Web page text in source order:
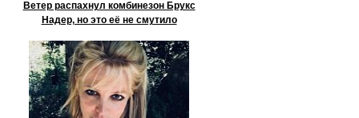
Ветер распахнул комбинезон Брукс
Надер, но это её не смутило